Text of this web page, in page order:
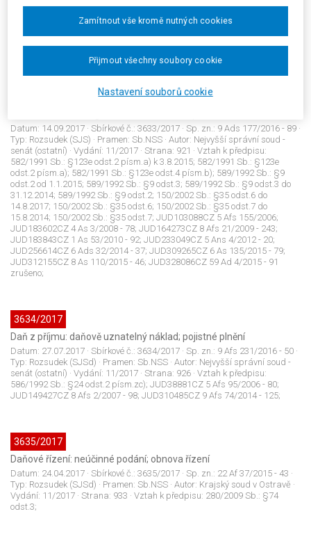
150/2002 Sb.: §35 odst.9; JUD226649CZ 1 As 93/2009 - 312;
JUD324689CZ 8 As 79/2014 - 108; JUD321095CZ 8 As 78/2015 - 22;
JUD324246CZ 3 As 182/2015 - 28; JUD339061CZ 2 As 253/2016 - 36;
JUD339102CZ 9 As 241/2016 - 36;
Datum: 14.09.2017 · Sbírkové č.: 3633/2017 · Sp. zn.: 9 Ads 177/2016 - 89 ·
Typ: Rozsudek (SJS) · Pramen: Sb.NSS · Autor: Nejvyšší správní soud -
senát (ostatní) · Vydání: 11/2017 · Strana: 921 · Vztah k předpisu:
582/1991 Sb.: §123e odst.2 písm.a) k 3.8.2015; 582/1991 Sb.: §123e
odst.2 písm.a); 582/1991 Sb.: §123e odst.4 písm.b); 589/1992 Sb.: §9
odst.2 od 1.1.2015; 589/1992 Sb.: §9 odst.3; 589/1992 Sb.: §9 odst.3 do
31.12.2014; 589/1992 Sb.: §9 odst.2; 150/2002 Sb.: §35 odst.6 do
14.8.2017; 150/2002 Sb.: §35 odst.6; 150/2002 Sb.: §35 odst.7 do
15.8.2014; 150/2002 Sb.: §35 odst.7; JUD103088CZ 5 Afs 155/2006;
JUD183602CZ 4 As 3/2008 - 78; JUD164273CZ 8 Afs 21/2009 - 243;
JUD183843CZ 1 As 53/2010 - 92; JUD233049CZ 5 Ans 4/2012 - 20;
JUD256614CZ 6 Ads 32/2014 - 37; JUD309265CZ 6 As 135/2015 - 79;
JUD312155CZ 8 As 110/2015 - 46; JUD328086CZ 59 Ad 4/2015 - 91
zrušeno;
3634/2017
Daň z příjmu: daňově uznatelný náklad; pojistné plnění
Datum: 27.07.2017 · Sbírkové č.: 3634/2017 · Sp. zn.: 9 Afs 231/2016 - 50 ·
Typ: Rozsudek (SJSd) · Pramen: Sb.NSS · Autor: Nejvyšší správní soud -
senát (ostatní) · Vydání: 11/2017 · Strana: 926 · Vztah k předpisu:
586/1992 Sb.: §24 odst.2 písm.zc); JUD38881CZ 5 Afs 95/2006 - 80;
JUD149427CZ 8 Afs 2/2007 - 98; JUD310485CZ 9 Afs 74/2014 - 125;
3635/2017
Daňové řízení: neúčinné podání; obnova řízení
Datum: 24.04.2017 · Sbírkové č.: 3635/2017 · Sp. zn.: 22 Af 37/2015 - 43 ·
Typ: Rozsudek (SJSd) · Pramen: Sb.NSS · Autor: Krajský soud v Ostravě ·
Vydání: 11/2017 · Strana: 933 · Vztah k předpisu: 280/2009 Sb.: §74
odst.3;
Nastavení souborů cookie
Zamítnout vše kromě nutných cookies
Přijmout všechny soubory cookie